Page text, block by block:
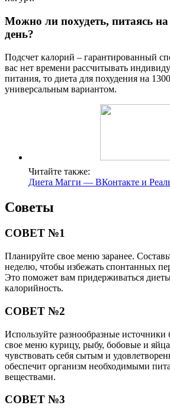
Можно ли похудеть, питаясь
день?
Подсчет калорий – гарантированный
вас нет времени рассчитывать
питания, то диета для похудения на
универсальным вариантом.
Читайте также:
Диета Магги — ВКонтакте и
Советы
СОВЕТ №1
Планируйте свое меню заранее.
неделю, чтобы избежать спонтанных
Это поможет вам придерживаться
калорийность.
СОВЕТ №2
Используйте разнообразные источники
свое меню курицу, рыбу, бобовые и
чувствовать себя сытым и
обеспечит организм необходимыми
веществами.
СОВЕТ №3